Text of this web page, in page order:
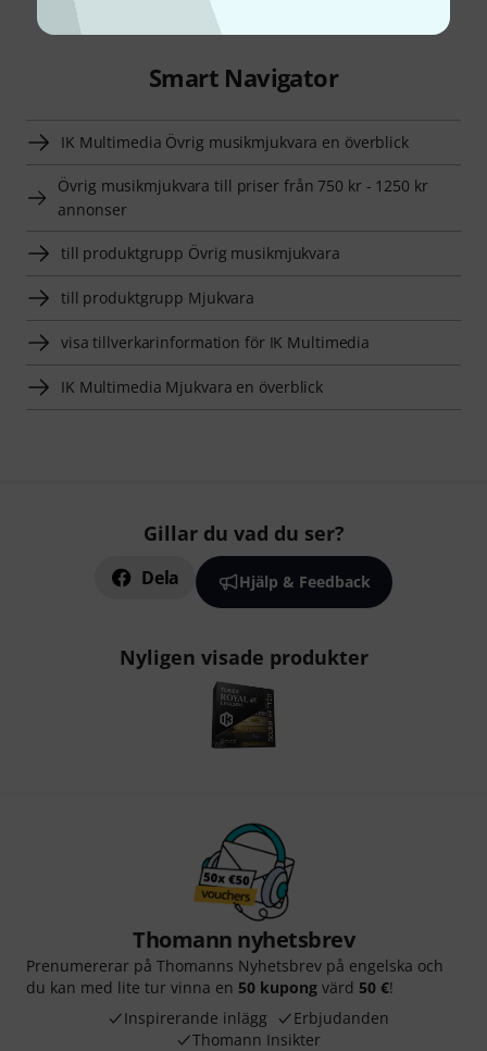
Smart Navigator
IK Multimedia Övrig musikmjukvara en överblick
Övrig musikmjukvara till priser från 750 kr - 1250 kr
annonser
till produktgrupp Övrig musikmjukvara
till produktgrupp Mjukvara
visa tillverkarinformation för IK Multimedia
IK Multimedia Mjukvara en överblick
Gillar du vad du ser?
Dela Hjälp & Feedback
Nyligen visade produkter
Thomann nyhetsbrev
Prenumererar på Thomanns Nyhetsbrev på engelska och
du kan med lite tur vinna en 50 kupong värd 50 €!
Inspirerande inlägg
Erbjudanden
Thomann Insikter